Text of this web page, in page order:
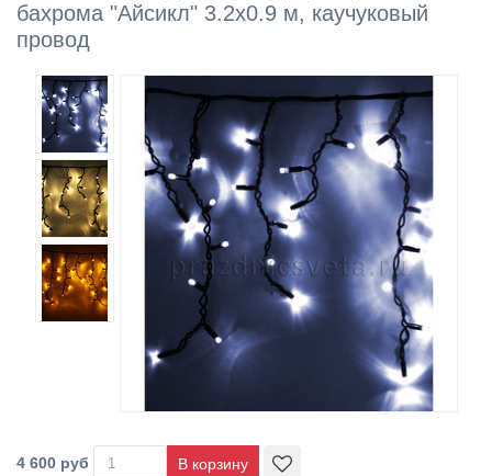
бахрома "Айсикл" 3.2х0.9 м, каучуковый
провод
4 600 руб